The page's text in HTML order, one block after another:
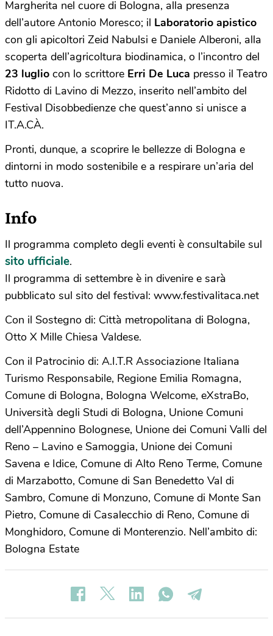
Margherita nel cuore di Bologna, alla presenza
dell’autore Antonio Moresco; il Laboratorio apistico
con gli apicoltori Zeid Nabulsi e Daniele Alberoni, alla
scoperta dell’agricoltura biodinamica, o l’incontro del
23 luglio con lo scrittore Erri De Luca presso il Teatro
Ridotto di Lavino di Mezzo, inserito nell’ambito del
Festival Disobbedienze che quest’anno si unisce a
IT.A.CÀ.
Pronti, dunque, a scoprire le bellezze di Bologna e
dintorni in modo sostenibile e a respirare un’aria del
tutto nuova.
Info
Il programma completo degli eventi è consultabile sul
sito ufficiale.
Il programma di settembre è in divenire e sarà
pubblicato sul sito del festival: www.festivalitaca.net
Con il Sostegno di: Città metropolitana di Bologna,
Otto X Mille Chiesa Valdese.
Con il Patrocinio di: A.I.T.R Associazione Italiana
Turismo Responsabile, Regione Emilia Romagna,
Comune di Bologna, Bologna Welcome, eXstraBo,
Università degli Studi di Bologna, Unione Comuni
dell’Appennino Bolognese, Unione dei Comuni Valli del
Reno – Lavino e Samoggia, Unione dei Comuni
Savena e Idice, Comune di Alto Reno Terme, Comune
di Marzabotto, Comune di San Benedetto Val di
Sambro, Comune di Monzuno, Comune di Monte San
Pietro, Comune di Casalecchio di Reno, Comune di
Monghidoro, Comune di Monterenzio. Nell’ambito di:
Bologna Estate